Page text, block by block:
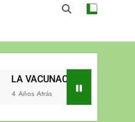
JUJAN CONTINÚA Y LLEGA